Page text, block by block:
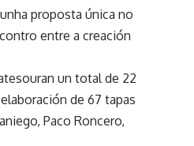
proposta única no
entre a creación
un total de 22
de 67 tapas
Paco Roncero,